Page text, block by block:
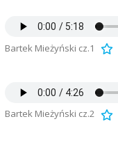
Bartek Mieżyński cz.1
Bartek Mieżyński cz.2